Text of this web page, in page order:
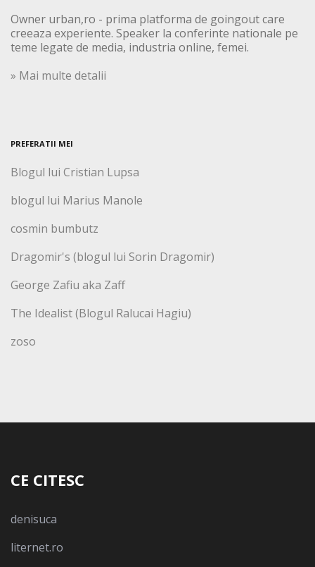
Owner urban,ro - prima platforma de goingout care
creeaza experiente. Speaker la conferinte nationale pe
teme legate de media, industria online, femei.
» Mai multe detalii
PREFERATII MEI
Blogul lui Cristian Lupsa
blogul lui Marius Manole
cosmin bumbutz
Dragomir's (blogul lui Sorin Dragomir)
George Zafiu aka Zaff
The Idealist (Blogul Ralucai Hagiu)
zoso
CE CITESC
denisuca
liternet.ro